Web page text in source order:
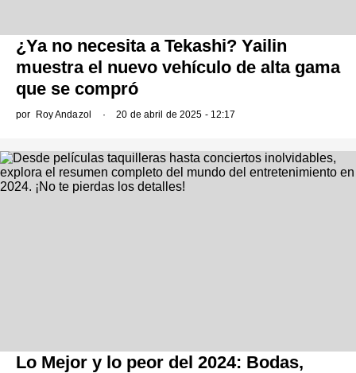
¿Ya no necesita a Tekashi? Yailin
muestra el nuevo vehículo de alta gama
que se compró
por Roy Andazol 20 de abril de 2025 - 12:17
Lo Mejor y lo peor del 2024: Bodas,